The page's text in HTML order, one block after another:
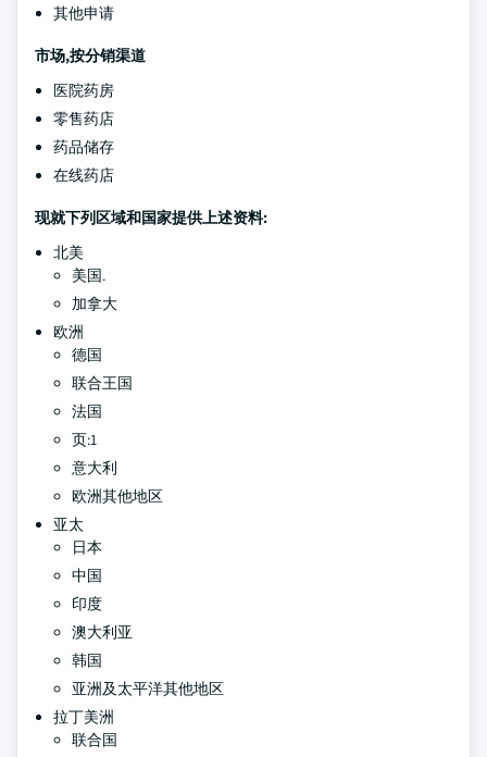
其他申请
市场,按分销渠道
医院药房
零售药店
药品储存
在线药店
现就下列区域和国家提供上述资料:
北美
美国.
加拿大
欧洲
德国
联合王国
法国
页:1
意大利
欧洲其他地区
亚太
日本
中国
印度
澳大利亚
韩国
亚洲及太平洋其他地区
拉丁美洲
联合国